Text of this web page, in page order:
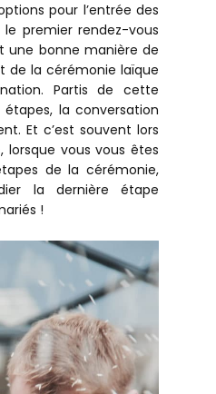
pour l’entrée des
premier rendez-vous
une bonne manière de
de la cérémonie laïque
Partis de cette
la conversation
Et c’est souvent lors
lorsque vous vous êtes
de la cérémonie,
la dernière étape
!